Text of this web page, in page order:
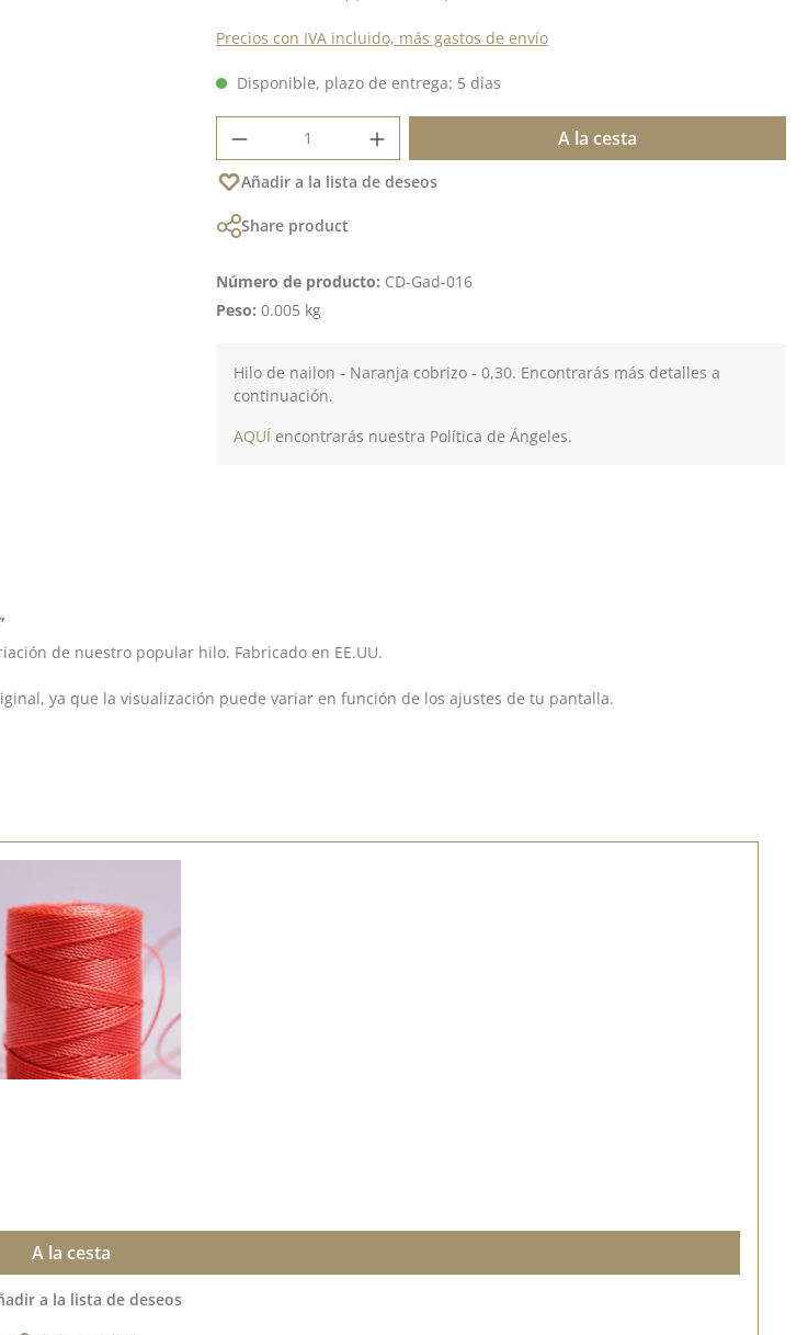
Precios con IVA incluido, más gastos de envío
Disponible, plazo de entrega: 5 días
Cantidad del producto: introduce la cantidad
A la cesta
Añadir a la lista de deseos
Share product
Número de producto: CD-Gad-016
Peso: 0.005 kg
Hilo de nailon - Naranja cobrizo - 0,30. Encontrarás más detalles a
continuación.
AQUÍ encontrarás nuestra Política de Ángeles.
de nuestro popular hilo. Fabricado en EE.UU.
ya que la visualización puede variar en función de los ajustes de tu pantalla.
A la cesta
a la lista de deseos